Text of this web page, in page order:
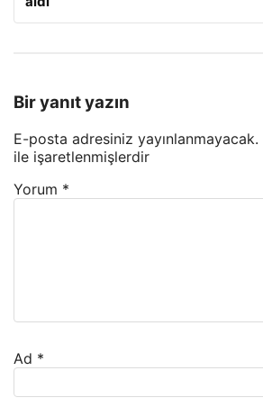
Bir yanıt yazın
E-posta adresiniz yayınlanmayacak.
ile işaretlenmişlerdir
Yorum *
Ad *